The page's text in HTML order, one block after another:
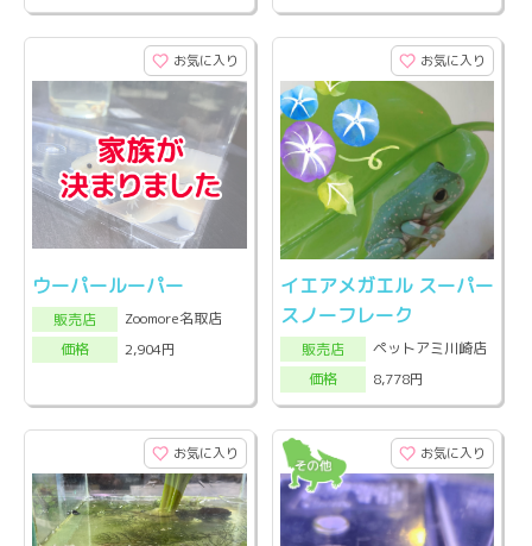
お気に入り
ウーパールーパー
販売店
Zoomore名取店
価格
2,904円
お気に入り
イエアメガエル スーパー
スノーフレーク
販売店
ペットアミ川崎店
価格
8,778円
お気に入り お気に入り